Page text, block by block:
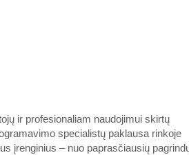
ir profesionaliam naudojimui skirtų
specialistų paklausa rinkoje
įrenginius – nuo ​​paprasčiausių